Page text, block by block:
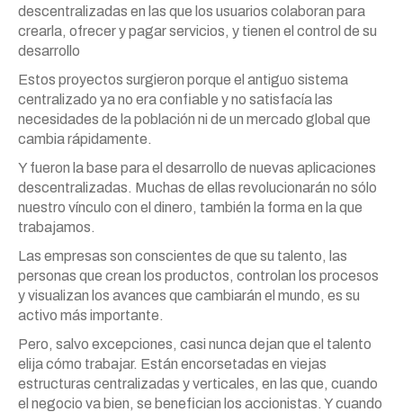
descentralizadas en las que los usuarios colaboran para
crearla, ofrecer y pagar servicios, y tienen el control de su
desarrollo
Estos proyectos surgieron porque el antiguo sistema
centralizado ya no era confiable y no satisfacía las
necesidades de la población ni de un mercado global que
cambia rápidamente.
Y fueron la base para el desarrollo de nuevas aplicaciones
descentralizadas. Muchas de ellas revolucionarán no sólo
nuestro vínculo con el dinero, también la forma en la que
trabajamos.
Las empresas son conscientes de que su talento, las
personas que crean los productos, controlan los procesos
y visualizan los avances que cambiarán el mundo, es su
activo más importante.
Pero, salvo excepciones, casi nunca dejan que el talento
elija cómo trabajar. Están encorsetadas en viejas
estructuras centralizadas y verticales, en las que, cuando
el negocio va bien, se benefician los accionistas. Y cuando